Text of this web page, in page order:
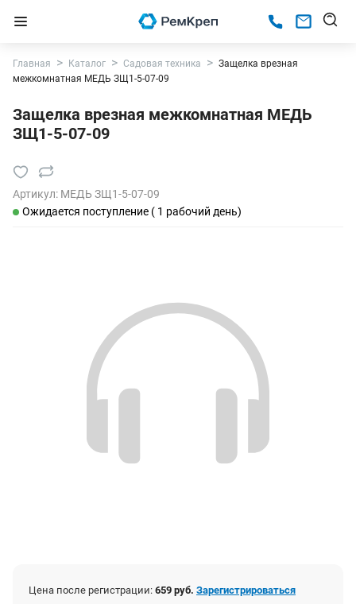
Главная Каталог Садовая техника
Защелка врезная
межкомнатная МЕДЬ ЗЩ1-5-07-09
Защелка врезная межкомнатная МЕДЬ
ЗЩ1-5-07-09
Артикул: МЕДЬ ЗЩ1-5-07-09
Ожидается поступление ( 1 рабочий день)
Цена после регистрации: 659 руб. Зарегистрироваться